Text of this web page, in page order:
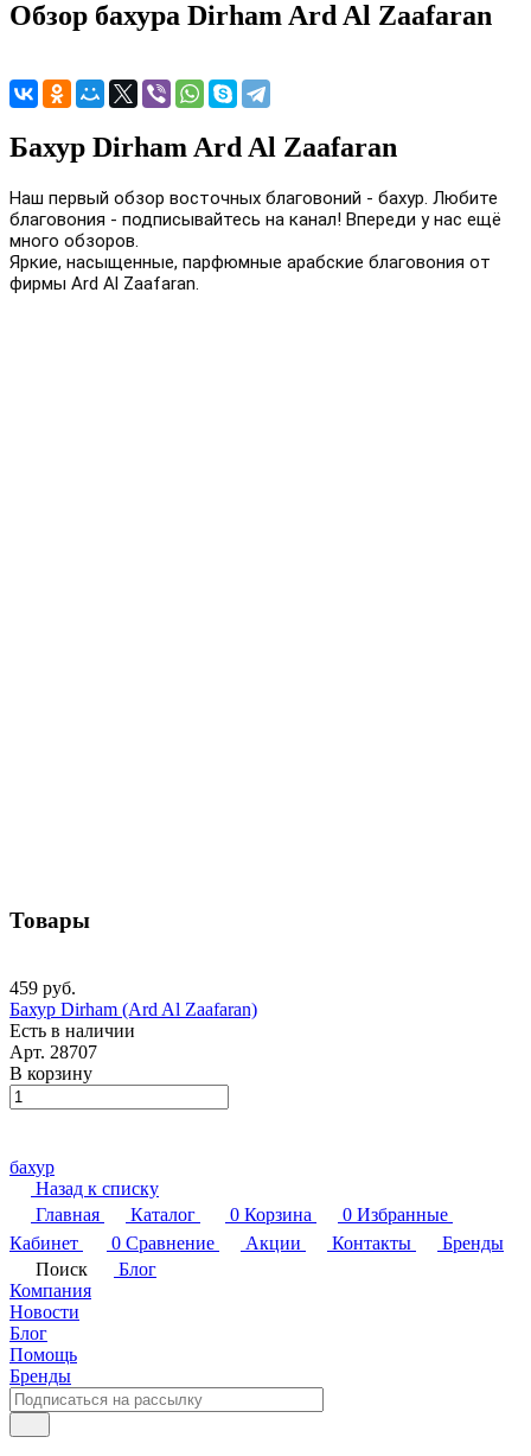
Обзор бахура Dirham Ard Al Zaafaran
Бахур Dirham Ard Al Zaafaran
Наш первый обзор восточных благовоний - бахур. Любите
благовония - подписывайтесь на канал! Впереди у нас ещё
много обзоров.
Яркие, насыщенные, парфюмные арабские благовония от
фирмы Ard Al Zaafaran.
Товары
459 руб.
Бахур Dirham (Ard Al Zaafaran)
Есть в наличии
Арт. 28707
В корзину
бахур
Назад к списку
Главная
Каталог 0 Корзина 0 Избранные
Кабинет
0 Сравнение Акции Контакты
Бренды
Поиск
Блог
Компания
Новости
Блог
Помощь
Бренды